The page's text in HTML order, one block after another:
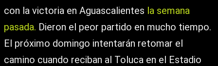
con la victoria en Aguascalientes la semana
pasada. Dieron el peor partido en mucho tiempo.
El próximo domingo intentarán retomar el
camino cuando reciban al Toluca en el Estadio